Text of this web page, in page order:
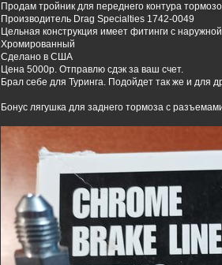
Продам тройник для переднего контура
Производитель Drag Specialties 1742-0049
Цельная конструкция имеет фитинги с
Хромированный
Сделано в США
Цена 5000р. Отправлю сдэк за ваш счет.
Брал себе для Туринга. Подойдет так же и для
Бонус лягушка для заднего тормоза с